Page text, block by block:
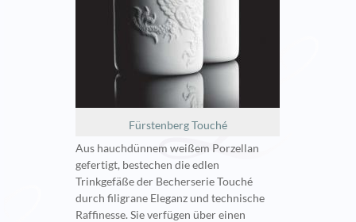
Fürstenberg Touché
Aus hauchdünnem weißem Porzellan
gefertigt, bestechen die edlen
Trinkgefäße der Becherserie Touché
durch filigrane Eleganz und technische
Raffinesse. Sie verfügen über einen